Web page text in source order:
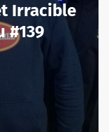
Irracible
#139